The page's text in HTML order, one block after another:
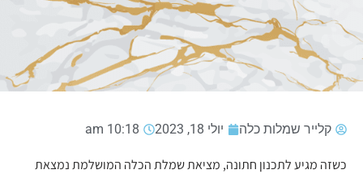
קלייר שמלות כלה יולי 18, 2023 10:18 am
כשזה מגיע לתכנון חתונה, מציאת שמלת הכלה המושלמת נמצאת